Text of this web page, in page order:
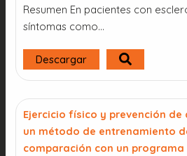
Resumen En pacientes con
síntomas como…
Descargar
Ejercicio físico y prevención de
un método de entrenamiento
comparación con un programa